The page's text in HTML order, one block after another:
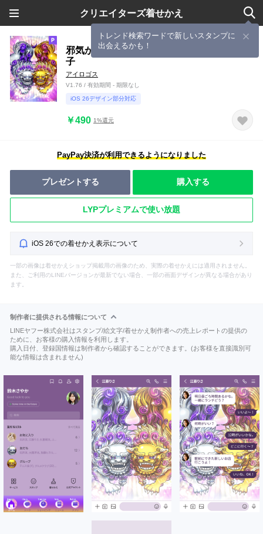
クリエイターズ着せかえ
トレンド検索ワードで新しいスタンプに
出会えるかも！
邪気から守り財運金運が上昇する金銀の獅
子
アイロゴス
V1.76 / 有効期間 - 期限なし
iOS 26デザイン部分対応
￥490 1%還元
PayPay決済が利用できるようになりました
プレゼントする 購入する
LYPプレミアムで使い放題
iOS 26での着せかえ表示について
一部の画像は着せかえショップ掲載用の画像のため、実際の着せかえには適用されません。
また、ご利用のLINEバージョンが最新でない場合、一部の画面デザインが異なる場合があり
ます。
制作者に提供される情報について
LINEヤフー株式会社はスタンプ/絵文字/着せかえ制作者への売上レポートの提供の
ために、お客様の購入情報を利用します。
購入日付、登録国情報は制作者から確認することができます。(お客様を直接識別可
能な情報は含まれません)